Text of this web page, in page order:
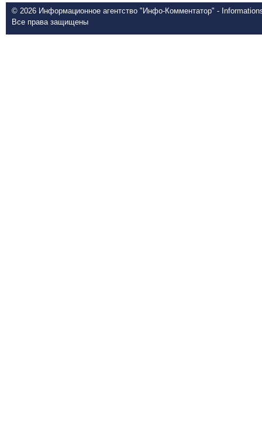
© 2026 Информационное агентство "Инфо-Комментатор" -
Все права защищены